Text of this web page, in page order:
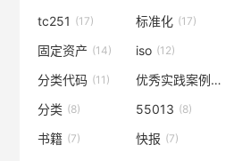
tc251 (17) 标准化 (17)
固定资产 (14) iso (12)
分类代码 (11) 优秀实践案例(9)
分类 (8) 55013 (8)
书籍 (7) 快报 (7)